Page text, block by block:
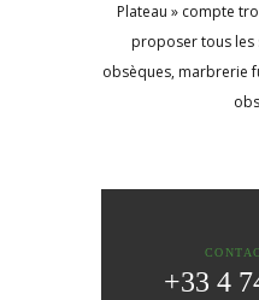
Plateau » compte
proposer tous les
obsèques, marbrerie
+33 4